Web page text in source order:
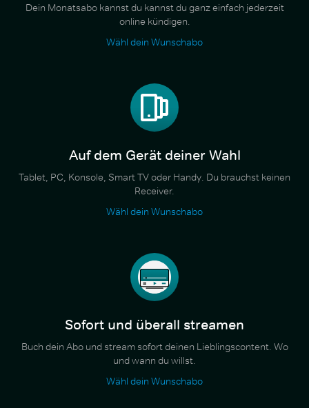
Dein Monatsabo kannst du kannst du ganz einfach jederzeit
online kündigen.
Wähl dein Wunschabo
Auf dem Gerät deiner Wahl
Tablet, PC, Konsole, Smart TV oder Handy. Du brauchst keinen
Receiver.
Wähl dein Wunschabo
Sofort und überall streamen
Buch dein Abo und stream sofort deinen Lieblingscontent. Wo
und wann du willst.
Wähl dein Wunschabo